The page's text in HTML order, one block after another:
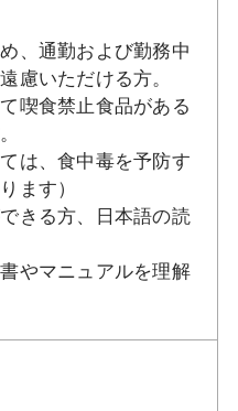
、通勤および勤務中
慮いただける方。
喫食禁止食品がある
は、食中毒を予防す
ます）
きる方、日本語の読
やマニュアルを理解